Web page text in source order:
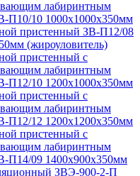
лабиринтным
П10/10 1000х1000х350мм
пристенный ЗВ-П12/08
(жироуловитель)
пристенный с
лабиринтным
П12/10 1200х1000х350мм
пристенный с
лабиринтным
П12/12 1200х1200х350мм
пристенный с
лабиринтным
П14/09 1400х900х350мм
ЗВЭ-900-2-П